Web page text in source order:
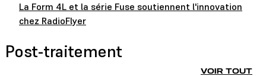
La Form 4L et la série Fuse soutiennent l'innovation
chez RadioFlyer
Post-traitement
VOIR TOUT